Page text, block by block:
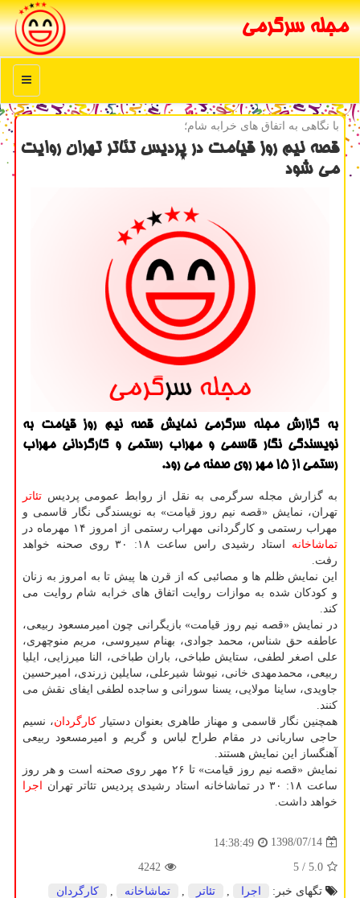
مجله سرگرمی
منو
با نگاهی به اتفاق های خرابه شام؛
قصه نیم روز قیامت در پردیس تئاتر تهران روایت
می شود
به گزارش مجله سرگرمی نمایش قصه نیم روز قیامت به
نویسندگی نگار قاسمی و مهراب رستمی و كارگردانی مهراب
رستمی از ۱۵ مهر روی صحنه می رود.
به گزارش مجله سرگرمی به نقل از روابط عمومی پردیس تئاتر
تهران، نمایش «قصه نیم روز قیامت» به نویسندگی نگار قاسمی و
مهراب رستمی و كارگردانی مهراب رستمی از امروز ۱۴ مهرماه در
تماشاخانه
استاد رشیدی راس ساعت ۱۸: ۳۰ روی صحنه خواهد
رفت.
این نمایش ظلم ها و مصائبی كه از قرن ها پیش تا به امروز به زنان
و كودكان شده به موازات روایت اتفاق های خرابه شام روایت می
كند.
در نمایش «قصه نیم روز قیامت» بازیگرانی چون امیرمسعود ربیعی،
عاطفه حق شناس، محمد جوادی، بهنام سیروسی، مریم منوچهری،
علی اصغر لطفی، ستایش طباخی، باران طباخی، النا میرزایی، ایلیا
ربیعی، محمدمهدی خانی، نیوشا شیرعلی، سایلین زرندی، امیرحسین
جاویدی، ساینا مولایی، یسنا سورانی و ساجده لطفی ایفای نقش می
كنند.
همچنین نگار قاسمی و مهناز طاهری بعنوان دستیار كارگردان، نسیم
حاجی ساربانی در مقام طراح لباس و گریم و امیرمسعود ربیعی
آهنگساز این نمایش هستند.
نمایش «قصه نیم روز قیامت» تا ۲۶ مهر روی صحنه است و هر روز
ساعت ۱۸: ۳۰ در تماشاخانه استاد رشیدی پردیس تئاتر تهران
اجرا
خواهد داشت.
1398/07/14
14:38:49
5.0
/ 5
4242
تگهای خبر:
اجرا تئاتر تماشاخانه كارگردان